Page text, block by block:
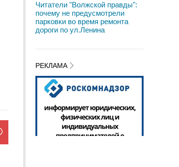
Читатели "Волжской правды":
почему не предусмотрели
парковки во время ремонта
дороги по ул.Ленина
РЕКЛАМА